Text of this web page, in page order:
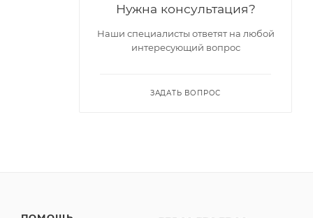
Нужна консультация?
Наши специалисты ответят на любой
интересующий вопрос
ЗАДАТЬ ВОПРОС